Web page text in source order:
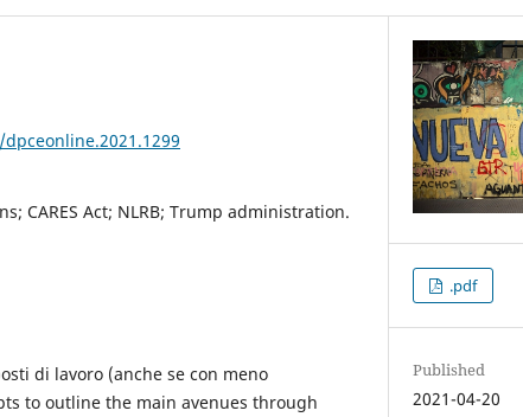
CARES Act; NLRB; Trump administration.
di lavoro (anche se con meno
to outline the main avenues through
.pdf
Published
2021-04-20